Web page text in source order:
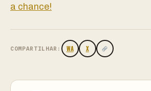
a chance!
COMPARTILHAR: WA X